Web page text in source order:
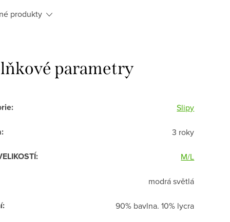
produkty
parametry
: Slipy
: 3 roky
: M/L
modrá světlá
: 90% bavlna. 10% lycra